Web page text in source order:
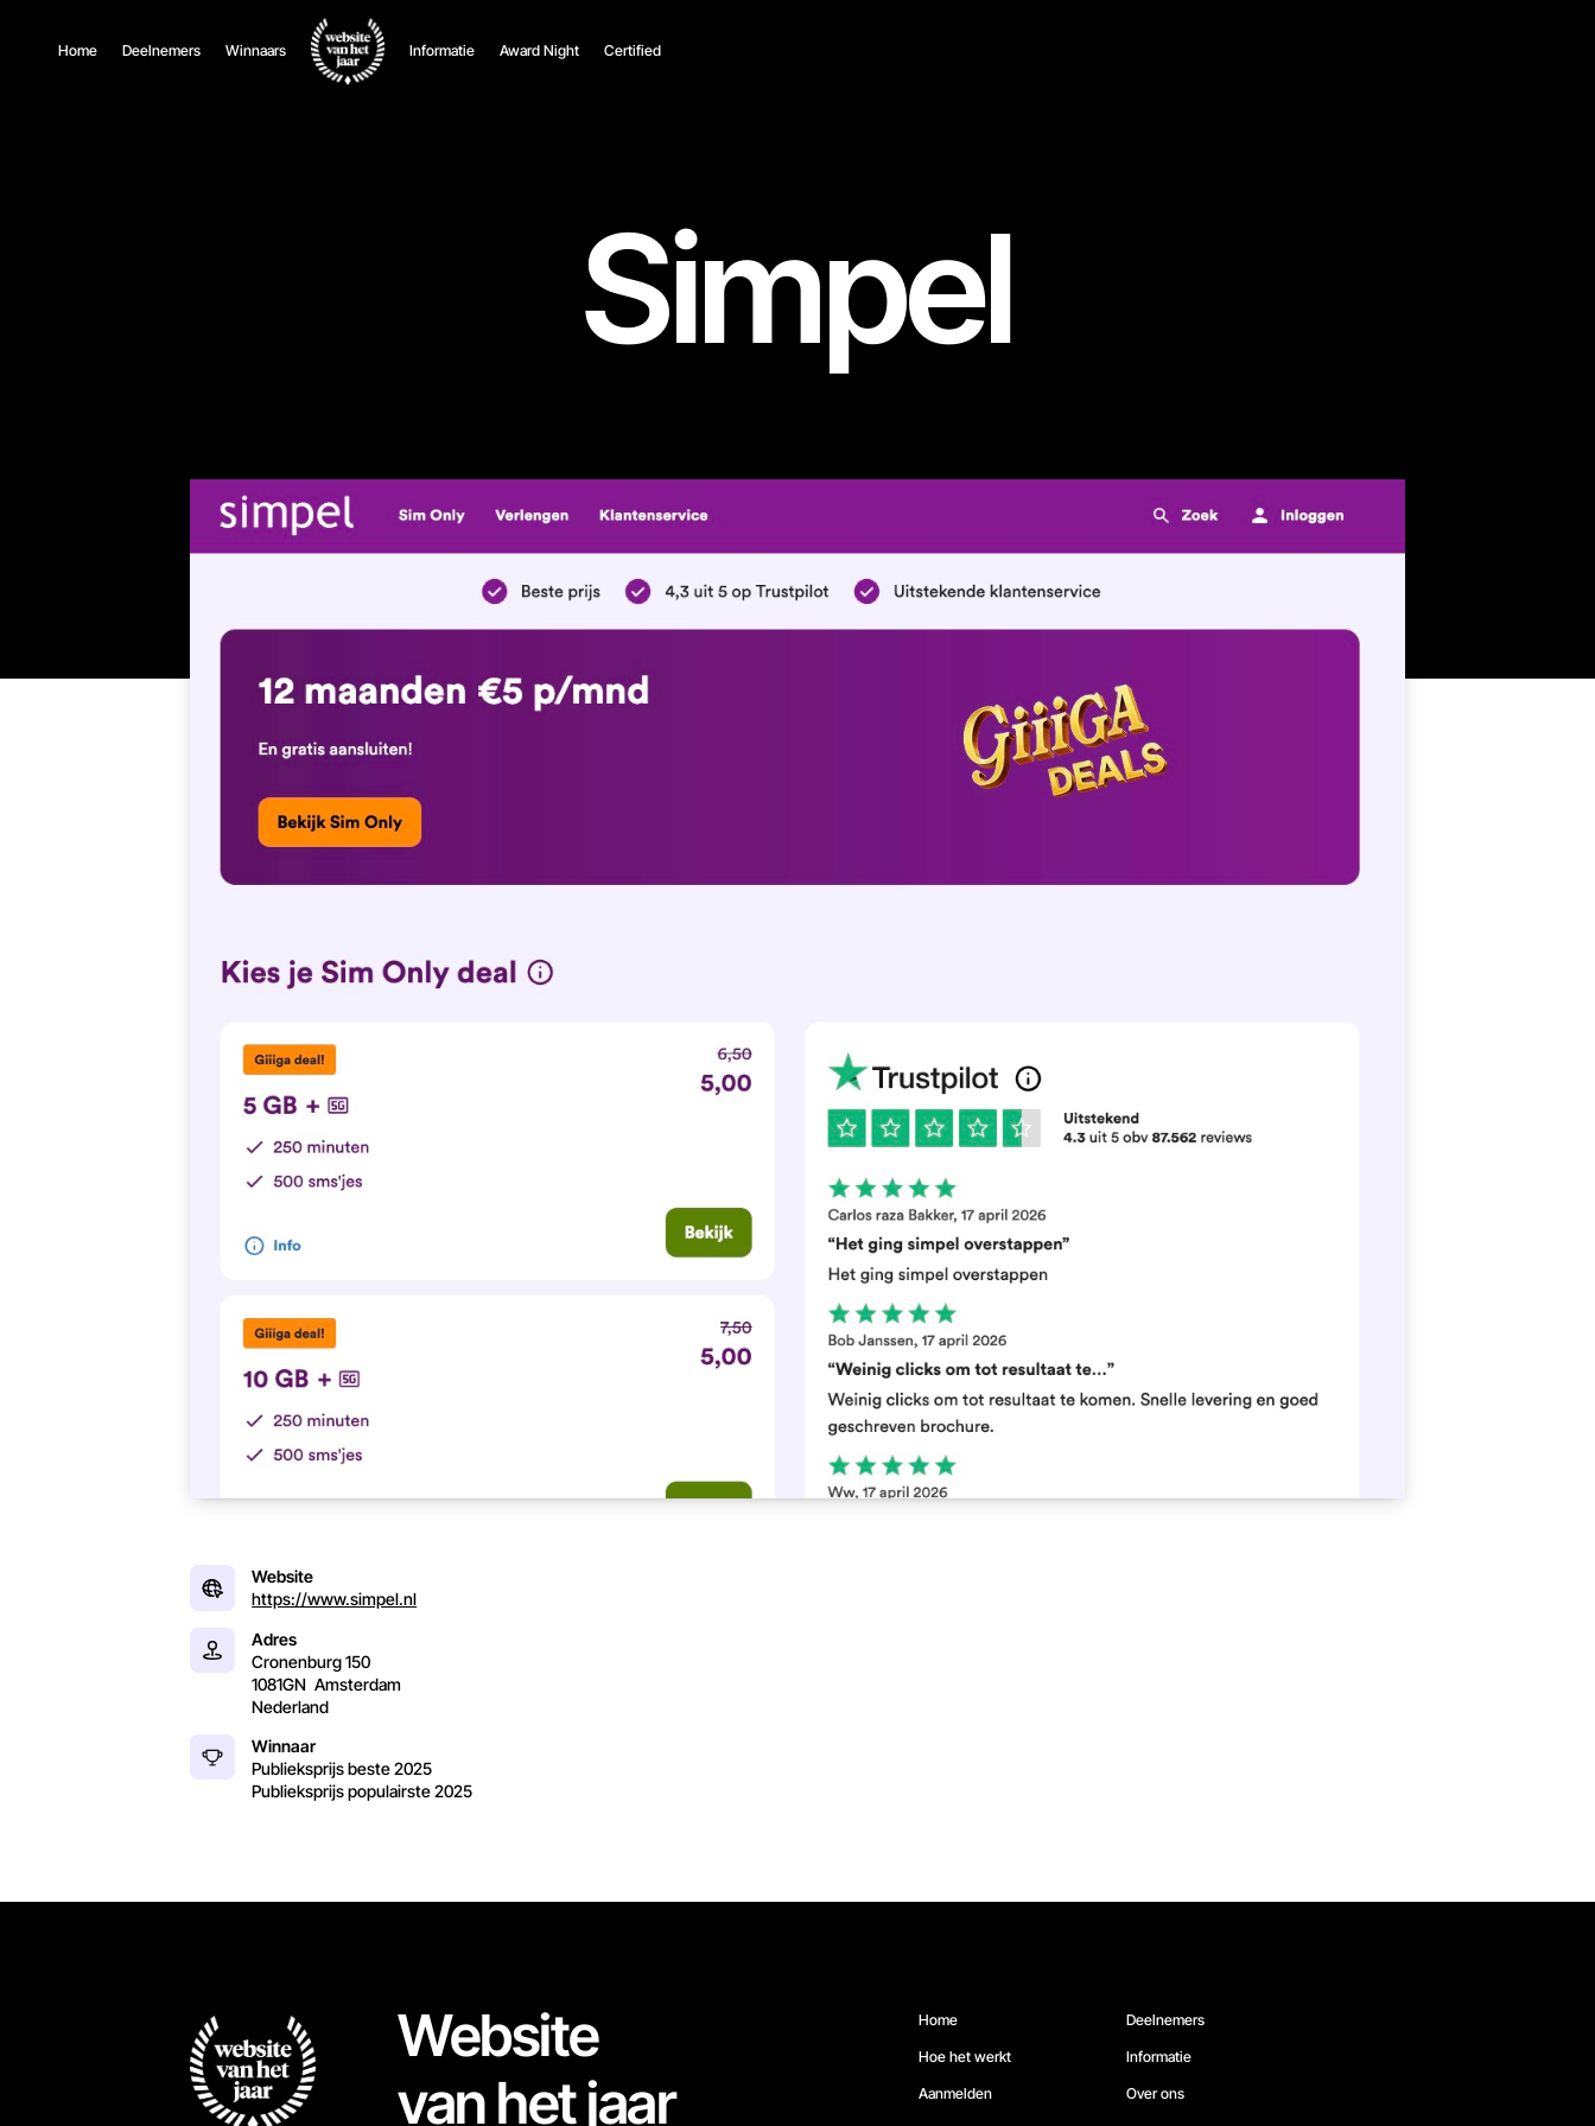
Home Deelnemers Winnaars Informatie Award Night Certified
Simpel
Website
https://www.simpel.nl
Adres
Cronenburg 150
1081GN Amsterdam
Nederland
Winnaar
Publieksprijs beste2025
Publieksprijs populairste2025
Website
van het jaar
Home
Hoe het werkt
Aanmelden
Deelnemers
Informatie
Over ons